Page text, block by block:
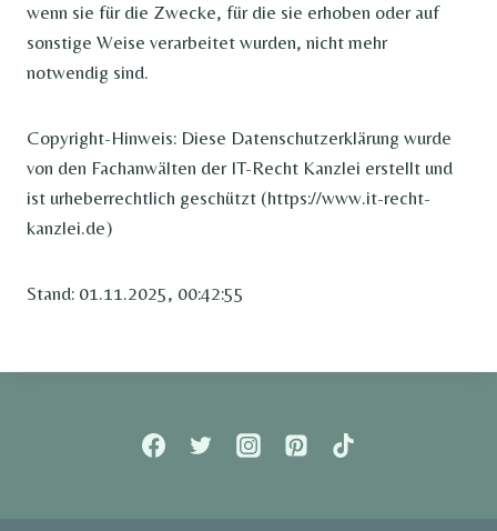
wenn sie für die Zwecke, für die sie erhoben oder auf
sonstige Weise verarbeitet wurden, nicht mehr
notwendig sind.
Copyright-Hinweis: Diese Datenschutzerklärung wurde
von den Fachanwälten der IT-Recht Kanzlei erstellt und
ist urheberrechtlich geschützt (https://www.it-recht-
kanzlei.de)
Stand: 01.11.2025, 00:42:55